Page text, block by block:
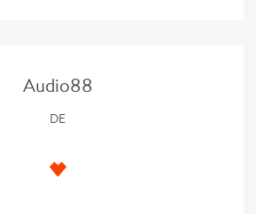
Audio88
DE